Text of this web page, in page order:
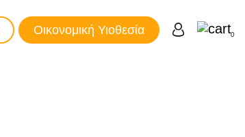
Οικονομική Υιοθεσία 0